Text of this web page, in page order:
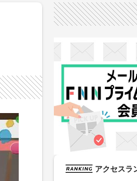
アクセスラ